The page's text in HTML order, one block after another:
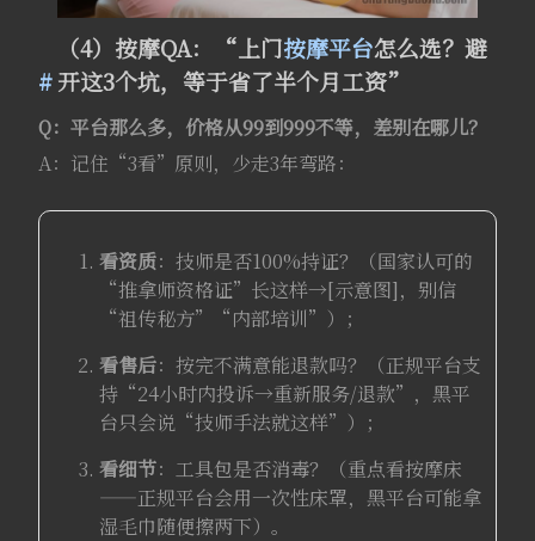
（4）按摩QA：“上门按摩平台怎么选？避
开这3个坑，等于省了半个月工资”
Q：平台那么多，价格从99到999不等，差别在哪儿？
A：记住“3看”原则，少走3年弯路：
看资质：技师是否100%持证？（国家认可的
“推拿师资格证”长这样→[示意图]，别信
“祖传秘方”“内部培训”）；
看售后：按完不满意能退款吗？（正规平台支
持“24小时内投诉→重新服务/退款”，黑平
台只会说“技师手法就这样”）；
看细节：工具包是否消毒？（重点看按摩床
——正规平台会用一次性床罩，黑平台可能拿
湿毛巾随便擦两下）。